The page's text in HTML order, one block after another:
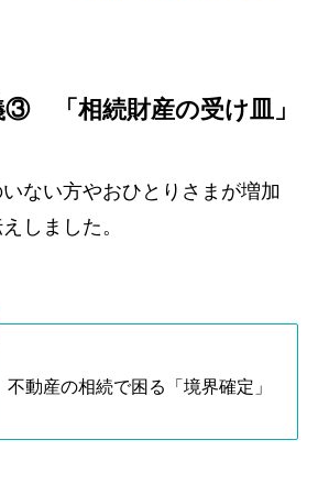
③ 「相続財産の受け皿」
ない方やおひとりさまが増加
しました。
不動産の相続で困る「境界確定」